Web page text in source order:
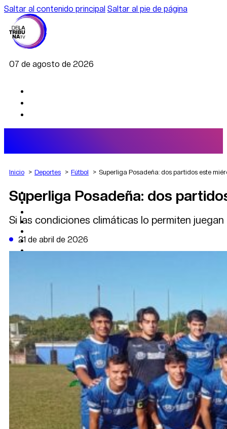
Saltar al contenido principal Saltar al pie de página
07 de agosto de 2026
AGRO
DEPORTES
POLÍTICA
DATA FIRME
DE LA TRIBUNA TV
Inicio Deportes Fútbol Superliga Posadeña: dos partidos este
Superliga Posadeña: dos
Si las condiciones climáticas lo permiten
21 de abril de 2026